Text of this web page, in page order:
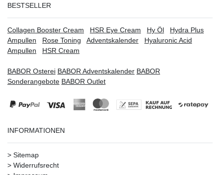
BESTSELLER
Collagen Booster Cream HSR Eye Cream Hy Öl
Hydra Plus
Ampullen
Rose Toning Adventskalender
Hyaluronic Acid
Ampullen
HSR Cream
BABOR Osterei BABOR Adventskalender BABOR
Sonderangebote BABOR Outlet
INFORMATIONEN
> Sitemap
> Widerrufsrecht